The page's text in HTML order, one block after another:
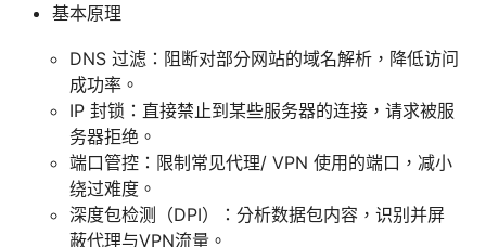
基本原理
DNS 过滤：阻断对部分网站的域名解析，降低访问
成功率。
IP 封锁：直接禁止到某些服务器的连接，请求被服
务器拒绝。
端口管控：限制常见代理/ VPN 使用的端口，减小
绕过难度。
深度包检测（DPI）：分析数据包内容，识别并屏
蔽代理与VPN流量。